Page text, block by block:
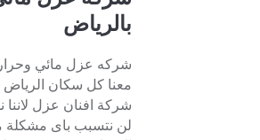
بالرياض
شركه عزل مائي
معنا كل سكان الرياض
شركة افنان عزل
لن نتسبب باى